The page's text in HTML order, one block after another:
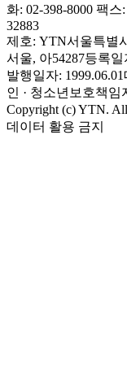
화: 02-398-8000 팩스:
32883
제호: YTN서울특별
서울, 아54287등록일
발행일자: 1999.06.01
인 · 청소년보호책임
Copyright (c) YTN.
데이터 활용 금지